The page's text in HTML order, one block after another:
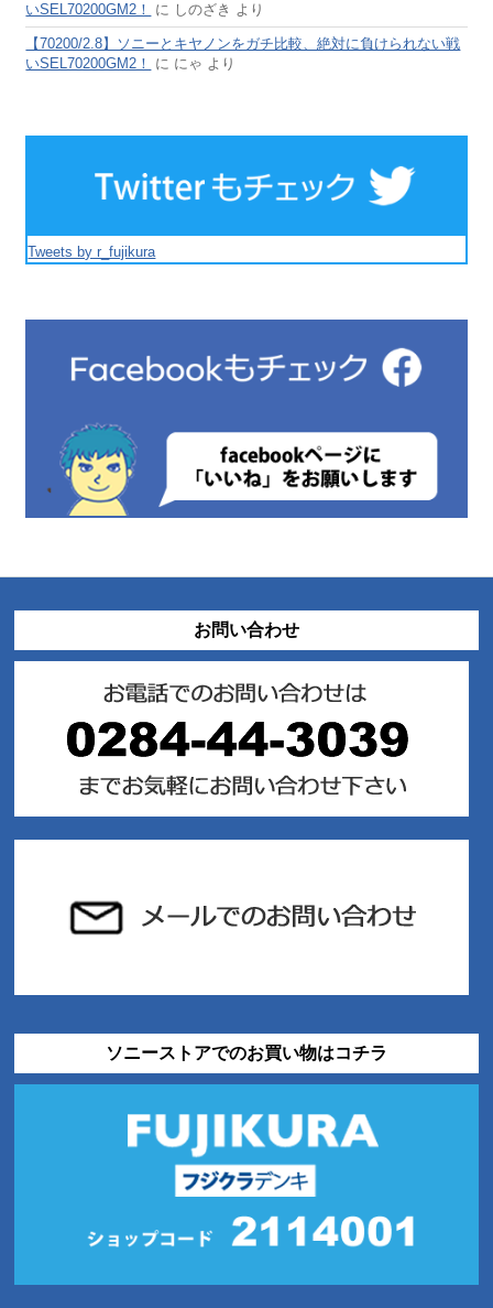
いSEL70200GM2！
に しのざき より
【70200/2.8】ソニーとキヤノンをガチ比較、絶対に負けられない戦
いSEL70200GM2！
に にゃ より
Tweets by r_fujikura
お問い合わせ
ソニーストアでのお買い物はコチラ